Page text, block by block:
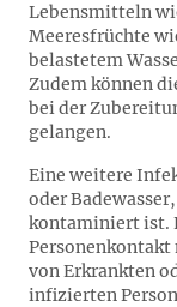
Lebensmitteln
Meeresfrüchte
belastetem
Zudem können
bei der
gelangen.
Eine weitere
oder
kontaminiert ist.
Personenkontakt
von Erkrankten
infizierten